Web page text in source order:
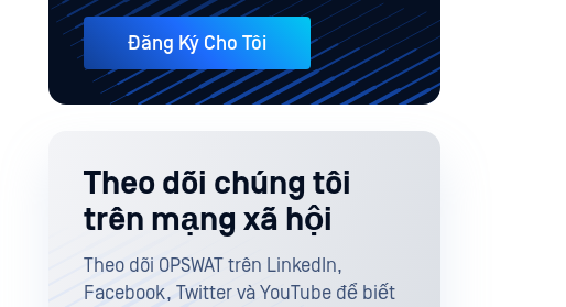
Đăng Ký Cho Tôi
Theo dõi chúng tôi
trên mạng xã hội
Theo dõi OPSWAT trên LinkedIn,
Facebook, Twitter và YouTube để biết